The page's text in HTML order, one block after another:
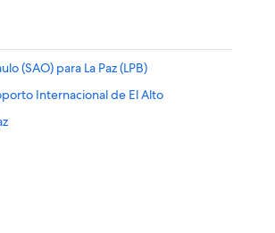
(SAO) para La Paz (LPB)
Internacional de El Alto